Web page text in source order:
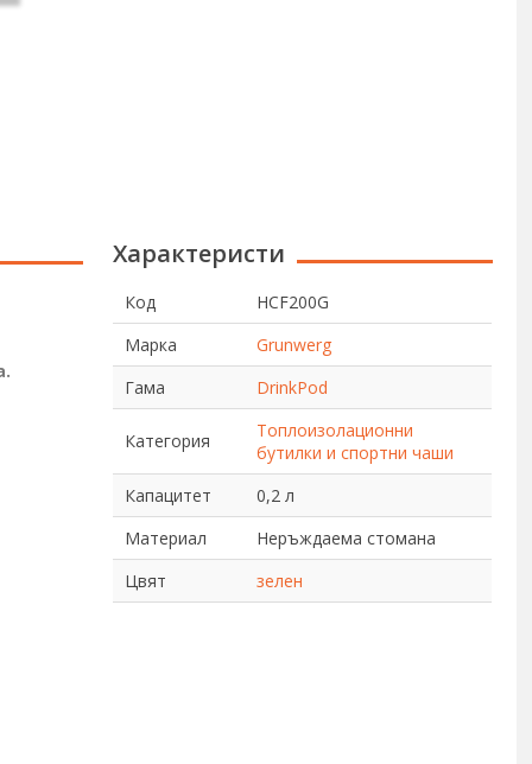
Характеристи
Код
HCF200G
Марка
Grunwerg
Гама
DrinkPod
Категория
Топлоизолационни
бутилки и спортни чаши
Капацитет
0,2 л
Материал
Неръждаема стомана
Цвят
зелен